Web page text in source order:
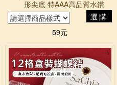
形尖底 特AAA高品質水鑽
選購
59元